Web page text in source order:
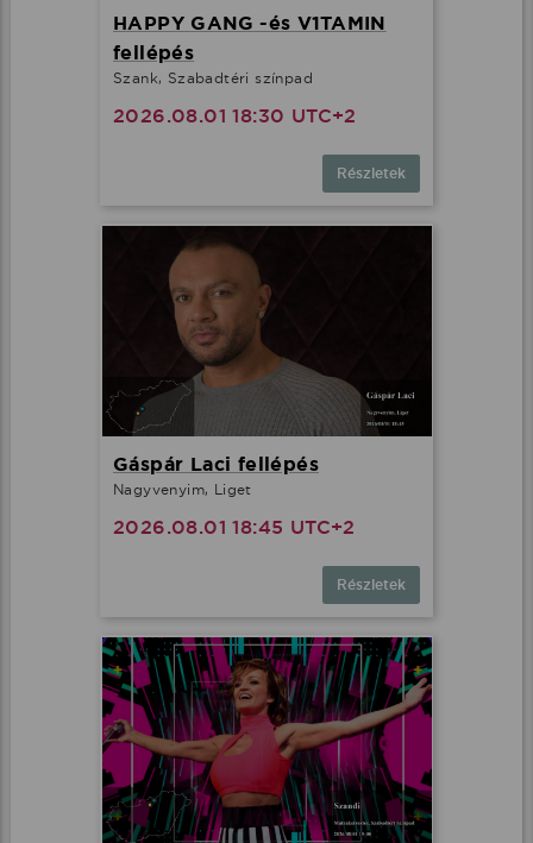
HAPPY GANG -és V1TAMIN
fellépés
Szank, Szabadtéri színpad
2026.08.01 18:30 UTC+2
Részletek
Gáspár Laci fellépés
Nagyvenyim, Liget
2026.08.01 18:45 UTC+2
Részletek